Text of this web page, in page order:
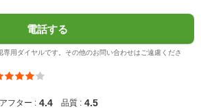
電話する
用ダイヤルです。その他のお問い合わせはご遠慮くださ
アフター : 4.4 品質 : 4.5